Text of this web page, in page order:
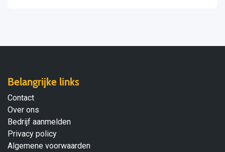
Belangrijke links
Contact
Over ons
Bedrijf aanmelden
Privacy policy
Algemene voorwaarden